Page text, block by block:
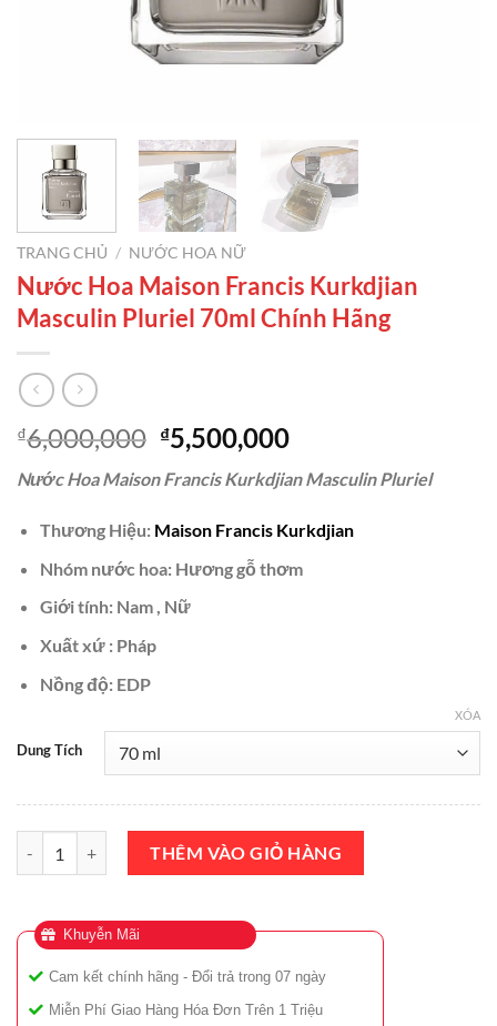
TRANG CHỦ / NƯỚC HOA NỮ
Nước Hoa Maison Francis Kurkdjian
Masculin Pluriel 70ml Chính Hãng
₫6,000,000 Giá
gốc
là:
₫6,000,000.
₫5,500,000Giá
tại
là:
₫5,500,000.
Nước Hoa Maison Francis Kurkdjian Masculin Pluriel
Thương Hiệu: Maison Francis Kurkdjian
Nhóm nước hoa: Hương gỗ thơm
Giới tính: Nam , Nữ
Xuất xứ : Pháp
Nồng độ: EDP
Dung Tích
XÓA
Nước Hoa Maison Francis Kurkdjian Masculin Pluriel 70ml Chính
THÊM VÀO GIỎ HÀNG
Khuyễn Mãi
Cam kết chính hãng - Đổi trả trong 07 ngày
Miễn Phí Giao Hàng Hóa Đơn Trên 1 Triệu